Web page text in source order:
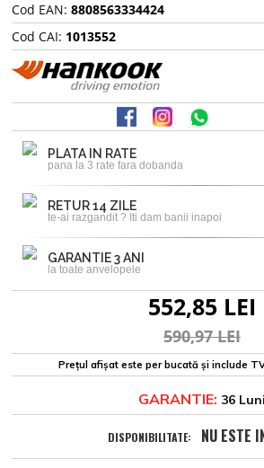
Cod EAN: 8808563334424
Cod CAI: 1013552
PLATA IN RATE
pana la 3 rate fara dobanda
RETUR 14 ZILE
te-ai razgandit ? Iti dam banii inapoi
GARANTIE 3 ANI
la toate anvelopele
552,85 LEI
590,97 LEI
Prețul afișat este per bucată și include
GARANTIE: 36 Luni
DISPONIBILITATE: NU ESTE